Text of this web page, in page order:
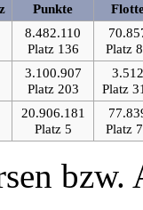
Punkte
8.482.110
Platz 136
Platz
3.100.907
Platz 203
3.512
Platz
20.906.181
Platz 5
Platz
bzw.